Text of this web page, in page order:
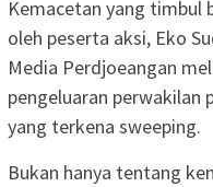
Kemacetan yang timbul
oleh peserta aksi, Eko
Media Perdjoeangan
pengeluaran perwakilan
yang terkena sweeping.
Bukan hanya tentang